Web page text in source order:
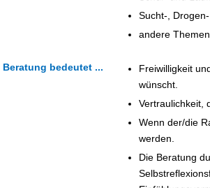
Sucht-,
andere Themen
Beratung bedeutet ...
Freiwilligkeit
wünscht.
Vertraulichkeit,
Wenn der/die
werden.
Die Beratung